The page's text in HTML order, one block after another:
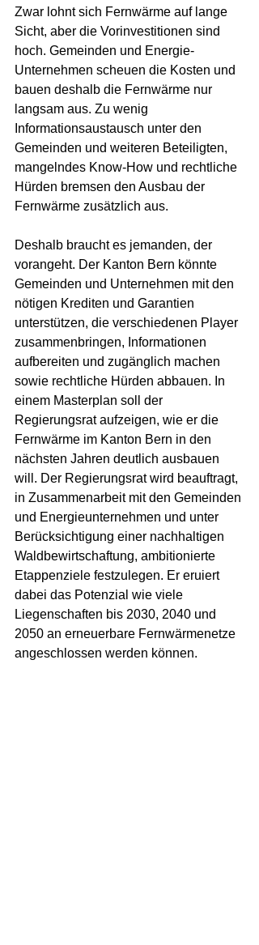
Zwar lohnt sich Fernwärme auf lange
Sicht, aber die Vorinvestitionen sind
hoch. Gemeinden und Energie-
Unternehmen scheuen die Kosten und
bauen deshalb die Fernwärme nur
langsam aus. Zu wenig
Informationsaustausch unter den
Gemeinden und weiteren Beteiligten,
mangelndes Know-How und rechtliche
Hürden bremsen den Ausbau der
Fernwärme zusätzlich aus.
Deshalb braucht es jemanden, der
vorangeht. Der Kanton Bern könnte
Gemeinden und Unternehmen mit den
nötigen Krediten und Garantien
unterstützen, die verschiedenen Player
zusammenbringen, Informationen
aufbereiten und zugänglich machen
sowie rechtliche Hürden abbauen. In
einem Masterplan soll der
Regierungsrat aufzeigen, wie er die
Fernwärme im Kanton Bern in den
nächsten Jahren deutlich ausbauen
will. Der Regierungsrat wird beauftragt,
in Zusammenarbeit mit den Gemeinden
und Energieunternehmen und unter
Berücksichtigung einer nachhaltigen
Waldbewirtschaftung, ambitionierte
Etappenziele festzulegen. Er eruiert
dabei das Potenzial wie viele
Liegenschaften bis 2030, 2040 und
2050 an erneuerbare Fernwärmenetze
angeschlossen werden können.